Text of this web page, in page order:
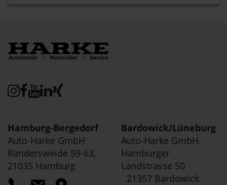
Hamburg-Bergedorf
Auto-Harke GmbH
Randersweide 59-63,
21035 Hamburg
Bardowick/Lüneburg
Auto-Harke GmbH
Hamburger
Landstrasse 50
21357 Bardowick